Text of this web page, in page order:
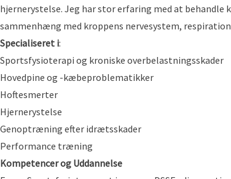
hjernerystelse. Jeg har stor erfaring med at
sammenhæng med kroppens nervesystem,
Specialiseret i:
Sportsfysioterapi og kroniske overbelastningsskader
Hovedpine og -kæbeproblematikker
Hoftesmerter
Hjernerystelse
Genoptræning efter idrætsskader
Performance træning
Kompetencer og Uddannelse